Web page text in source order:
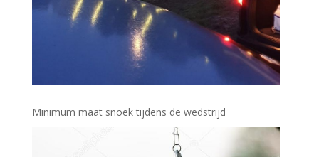
Minimum maat snoek tijdens de wedstrijd